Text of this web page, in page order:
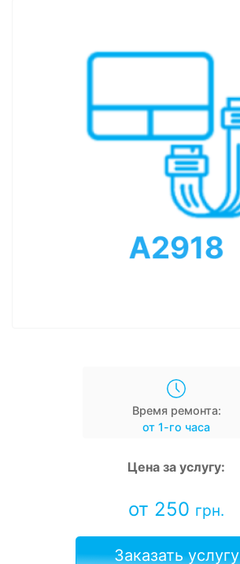
Время ремонта:
от 1-го часа
Цена за услугу:
от 250 грн.
Заказать услугу